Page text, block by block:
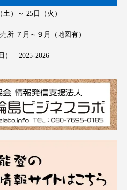
）～ 25日（火）
所 ７月～９月（地図有）
） 2025-2026